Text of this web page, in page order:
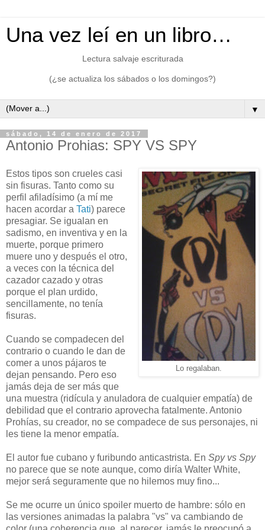
Una vez leí en un libro…
Lectura salvaje escriturada
(¿se actualiza los sábados o los domingos?)
▼
sábado, 14 de enero de 2017
Antonio Prohias: SPY VS SPY
Lo regalaban.
Estos tipos son crueles casi
sin fisuras. Tanto como su
perfil afiladísimo (a mí me
hacen acordar a Tati) parece
presagiar. Se igualan en
sadismo, en inventiva y en la
muerte, porque primero
muere uno y después el otro,
a veces con la técnica del
cazador cazado y otras
porque el plan urdido,
sencillamente, no tenía
fisuras.
Cuando se compadecen del
contrario o cuando le dan de
comer a unos pájaros te
dejan pensando. Pero eso
jamás deja de ser más que
una muestra (ridícula y anuladora de cualquier empatía) de
debilidad que el contrario aprovecha fatalmente. Antonio
Prohías, su creador, no se compadece de sus personajes, ni
les tiene la menor empatía.
El autor fue cubano y furibundo anticastrista. En Spy vs Spy
no parece que se note aunque, como diría Walter White,
mejor será seguramente que no hilemos muy fino...
Se me ocurre un único spoiler muerto de hambre: sólo en
las versiones animadas la palabra "vs" va cambiando de